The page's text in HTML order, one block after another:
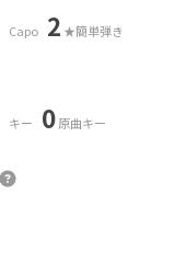
Capo 2 ★簡単弾き
キー 0原曲キー